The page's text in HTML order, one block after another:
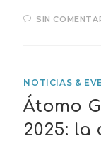
SIN
NOTICIAS &
Átomo
2025: